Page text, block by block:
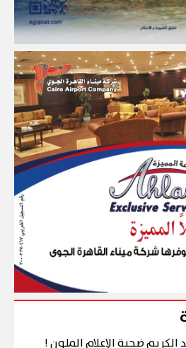
الكريم ضحية الإعلام الملون !